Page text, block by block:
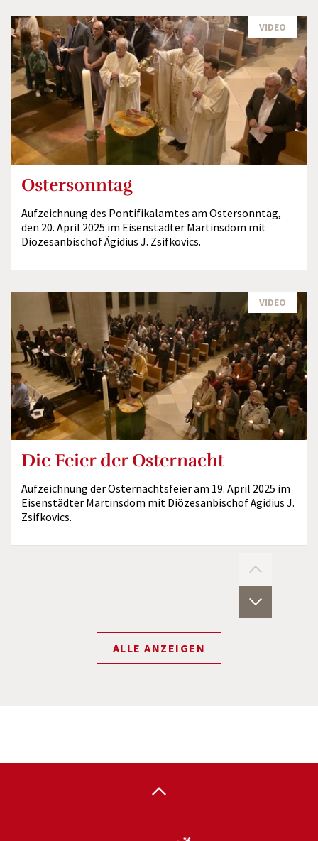
VIDEO
Ostersonntag
Aufzeichnung des Pontifikalamtes am Ostersonntag,
den 20. April 2025 im Eisenstädter Martinsdom mit
Diözesanbischof Ägidius J. Zsifkovics.
VIDEO
Die Feier der Osternacht
Aufzeichnung der Osternachtsfeier am 19. April 2025 im
Eisenstädter Martinsdom mit Diözesanbischof Ägidius J.
Zsifkovics.
ALLE ANZEIGEN